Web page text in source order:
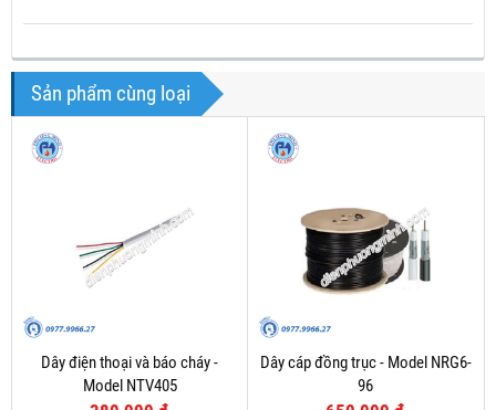
Sản phẩm cùng loại
Dây điện thoại và báo cháy -
Model NTV405
Dây cáp đồng trục - Model NRG6-
96